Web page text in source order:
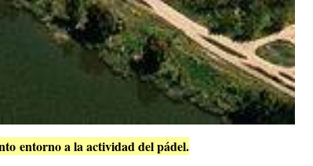
entorno a la actividad del pádel.